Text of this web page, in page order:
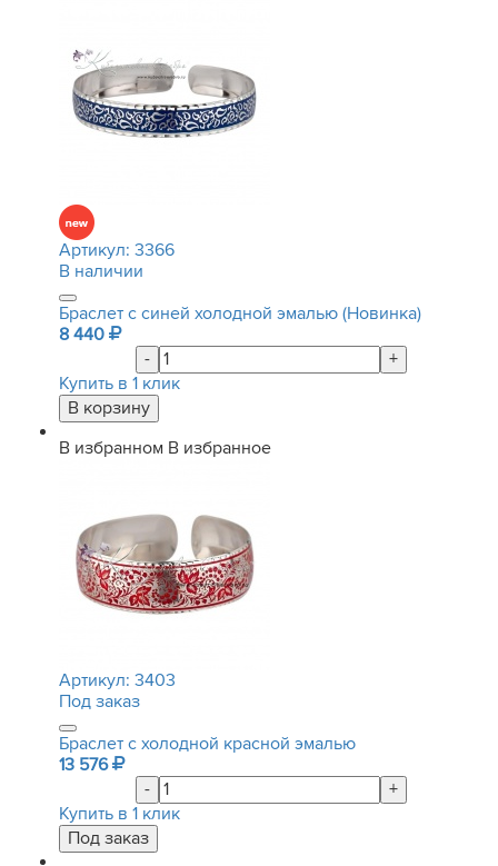
Артикул: 3366
В наличии
Браслет с синей холодной эмалью (Новинка)
8 440
-
+
Купить в 1 клик
В избранном В избранное
Артикул: 3403
Под заказ
Браслет с холодной красной эмалью
13 576
-
+
Купить в 1 клик